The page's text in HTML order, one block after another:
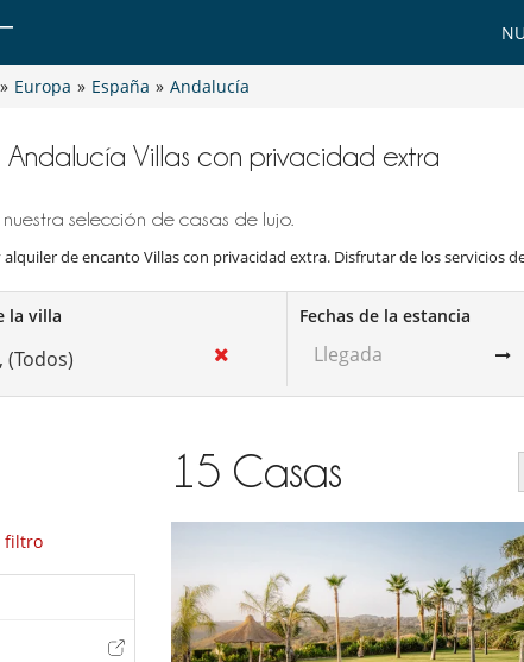
» Europa » España » Andalucía
Andalucía Villas con privacidad extra
selección de casas de lujo.
de encanto Villas con privacidad extra. Disfrutar de los servicios
la villa Fechas de la estancia
filtro
15 Casas